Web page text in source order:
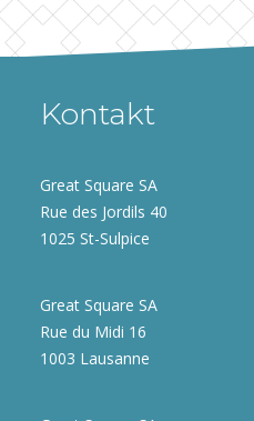
Kontakt
Great Square SA
Rue des Jordils 40
1025 St-Sulpice
Great Square SA
Rue du Midi 16
1003 Lausanne